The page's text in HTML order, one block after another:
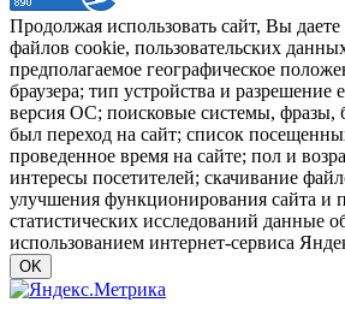
Продолжая использовать сайт, Вы даете
файлов cookie, пользовательских
предполагаемое географическое
браузера; тип устройства и разрешение
версия ОС; поисковые системы, фразы,
был переход на сайт; список
проведенное время на сайте; пол и
интересы посетителей; скачивание
улучшения функционирования сайта и
статистических исследований данные
использованием интернет-сервиса
OK